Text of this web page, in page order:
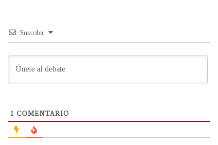
Suscribir
1 COMENTARIO